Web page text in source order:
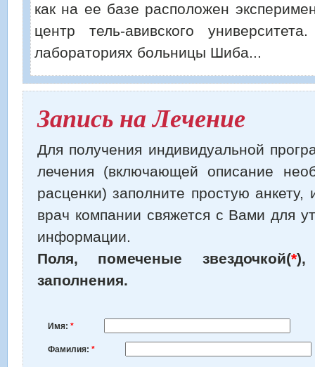
как на ее базе расположен
центр тель-авивского
лабораториях больницы Шиба...
Запись на Лечение
Для получения индивидуальной
лечения (включающей описание
расценки) заполните простую анкету,
врач компании свяжется с Вами для
информации.
Поля, помеченые звездочкой(*),
заполнения.
Имя: *
Фамилия: *